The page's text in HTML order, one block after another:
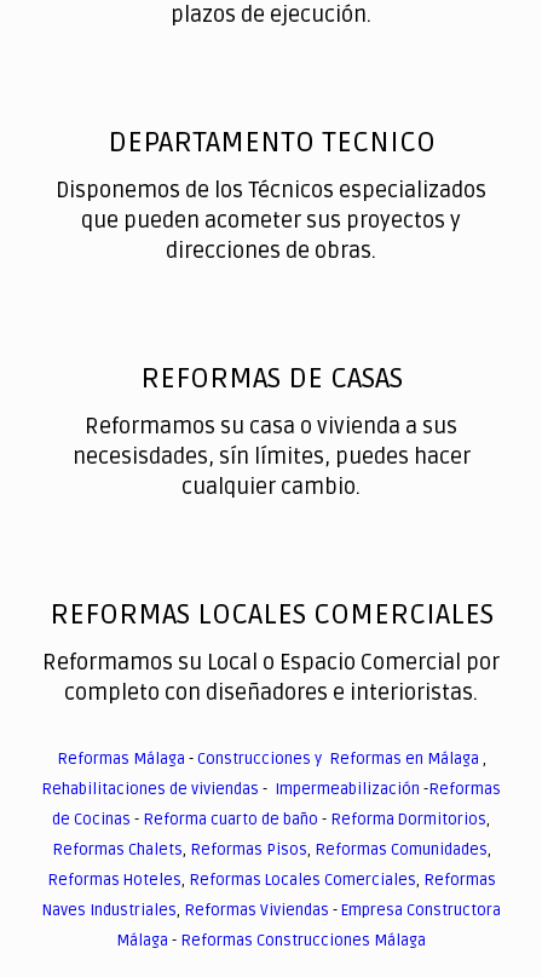
plazos de ejecución.
DEPARTAMENTO TECNICO
Disponemos de los Técnicos especializados
que pueden acometer sus proyectos y
direcciones de obras.
REFORMAS DE CASAS
Reformamos su casa o vivienda a sus
necesisdades, sín límites, puedes hacer
cualquier cambio.
REFORMAS LOCALES COMERCIALES
Reformamos su Local o Espacio Comercial por
completo con diseñadores e interioristas.
Reformas Málaga -Construcciones y Reformas en Málaga ,
Rehabilitaciones de viviendas - Impermeabilización -Reformas
de Cocinas - Reforma cuarto de baño - Reforma Dormitorios,
Reformas Chalets, Reformas Pisos, Reformas Comunidades,
Reformas Hoteles, Reformas Locales Comerciales, Reformas
Naves Industriales, Reformas Viviendas -Empresa Constructora
Málaga - Reformas Construcciones Málaga